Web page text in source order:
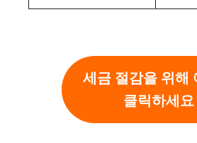
세금 절감을 위해
클릭하세요